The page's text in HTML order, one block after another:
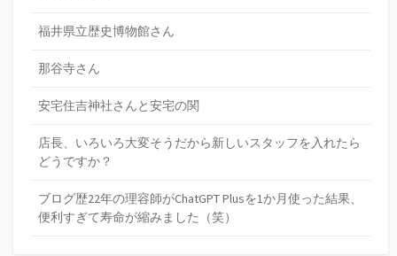
福井県立歴史博物館さん
那谷寺さん
安宅住吉神社さんと安宅の関
店長、いろいろ大変そうだから新しいスタッフを入れたら
どうですか？
ブログ歴22年の理容師がChatGPT Plusを1か月使った結果、
便利すぎて寿命が縮みました（笑）